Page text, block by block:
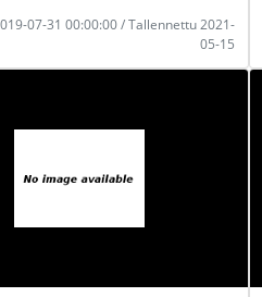
07-31 00:00:00 / Tallennettu 2021-
05-15